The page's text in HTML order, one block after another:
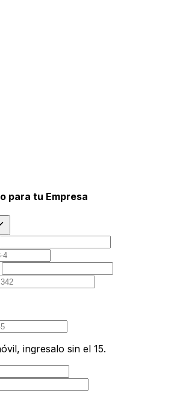
para tu Empresa
ingresalo sin el 15.